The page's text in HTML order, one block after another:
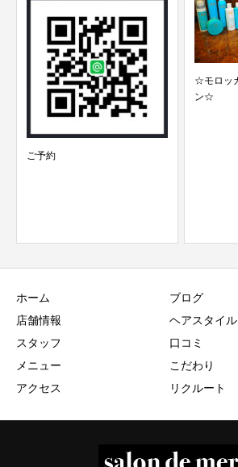
☆モロッカンオイルキャンペー
ン☆
ホーム
店舗情報
スタッフ
メニュー
アクセス
ブログ
ヘアスタイル
口コミ
こだわり
リクルート